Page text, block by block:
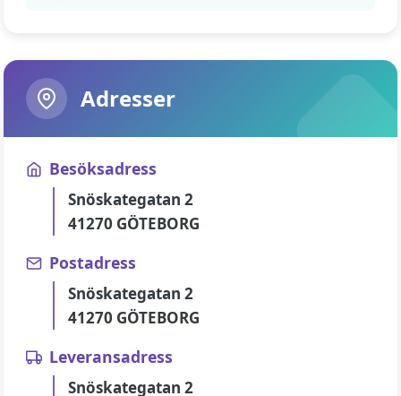
Adresser
Besöksadress
Snöskategatan 2
41270 GÖTEBORG
Postadress
Snöskategatan 2
41270 GÖTEBORG
Leveransadress
Snöskategatan 2